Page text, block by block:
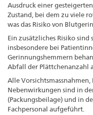
Ausdruck einer
Zustand, bei dem zu viele
was das Risiko von
Ein zusätzliches Risiko
insbesondere bei
Gerinnungshemmern
Abfall der Plättchenanzahl
Alle
Nebenwirkungen sind in
(Packungsbeilage) und in
Fachpersonal aufgeführt.